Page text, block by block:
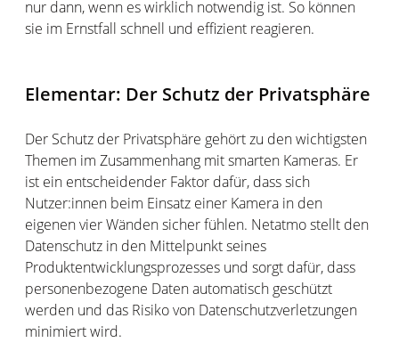
nur dann, wenn es wirklich notwendig ist. So können
sie im Ernstfall schnell und effizient reagieren.
Elementar: Der Schutz der Privatsphäre
Der Schutz der Privatsphäre gehört zu den wichtigsten
Themen im Zusammenhang mit smarten Kameras. Er
ist ein entscheidender Faktor dafür, dass sich
Nutzer:innen beim Einsatz einer Kamera in den
eigenen vier Wänden sicher fühlen. Netatmo stellt den
Datenschutz in den Mittelpunkt seines
Produktentwicklungsprozesses und sorgt dafür, dass
personenbezogene Daten automatisch geschützt
werden und das Risiko von Datenschutzverletzungen
minimiert wird.